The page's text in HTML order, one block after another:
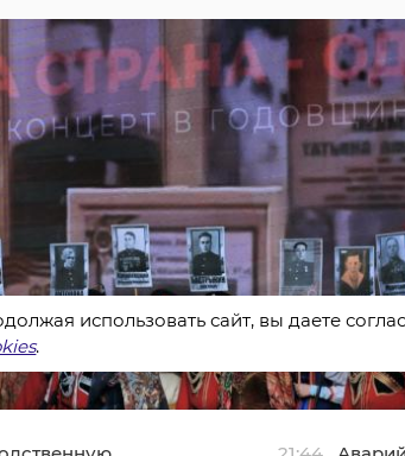
использовать сайт, вы даете
.